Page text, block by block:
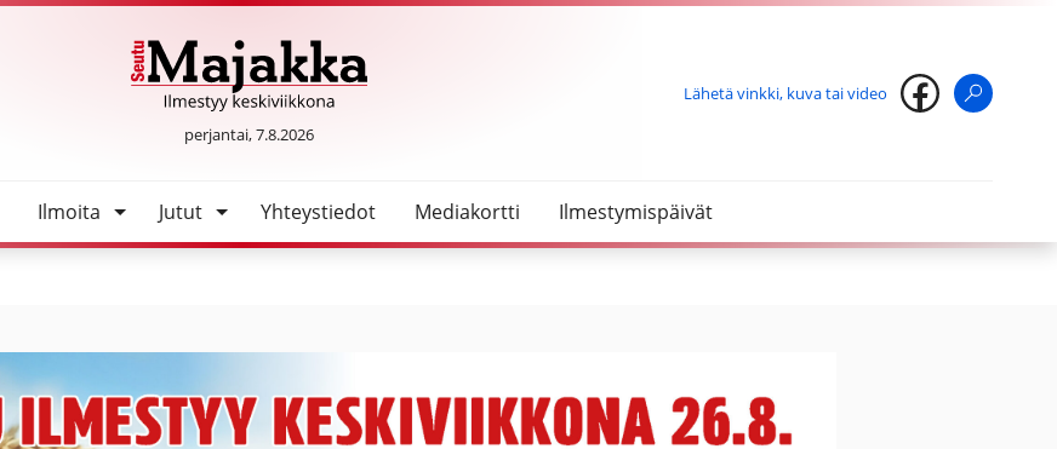
SeutuMajakka
perjantai, 7.8.2026
Lähetä vinkki, kuva tai video
Ilmoita Jutut Yhteystiedot Mediakortti Ilmestymispäivät